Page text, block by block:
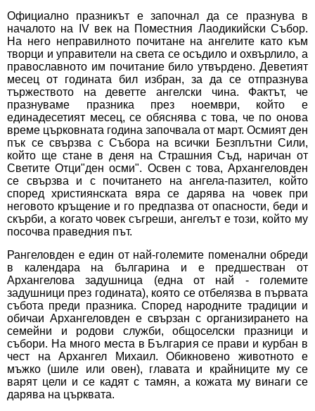
Официално празникът е започнал да се празнува в
началото на IV век на Поместния Лаодикийски Събор.
На него неправилното почитане на ангелите като към
творци и управители на света се осъдило и охвърлило, а
православното им почитание било утвърдено. Деветият
месец от годината бил избран, за да се отпразнува
тържеството на деветте ангелски чина. Фактът, че
празнуваме празника през ноември, който е
единадесетият месец, се обяснява с това, че по онова
време църковната година започвала от март. Осмият ден
пък се свързва с Събора на всички Безплътни Сили,
който ще стане в деня на Страшния Съд, наричан от
Светите Отци"ден осми". Освен с това, Архангеловден
се свързва и с почитането на ангела-пазител, който
според християнската вяра се дарява на човек при
неговото кръщение и го предпазва от опасности, беди и
скърби, а когато човек съгреши, ангелът е този, който му
посочва праведния път.
Рангеловден е един от най-големите поменални обреди
в календара на българина и е предшестван от
Архангелова задушница (една от най - големите
задушници през годината), която се отбелязва в първата
събота преди празника. Според народните традиции и
обичаи Архангеловден е свързан с организирането на
семейни и родови служби, общоселски празници и
събори. На много места в България се прави и курбан в
чест на Архангел Михаил. Обикновено животното е
мъжко (шиле или овен), главата и крайниците му се
варят цели и се кадят с тамян, а кожата му винаги се
дарява на църквата.